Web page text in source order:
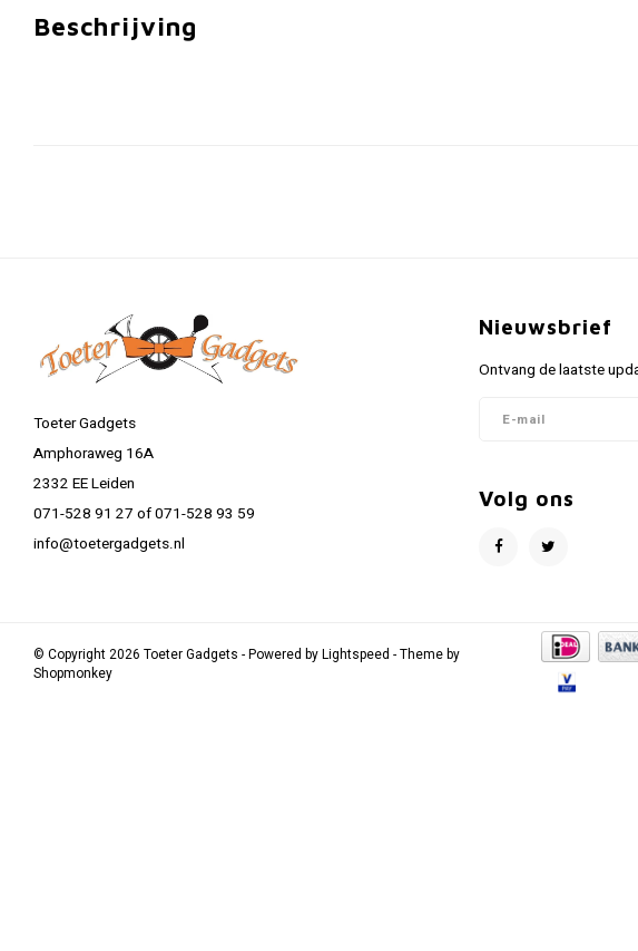
Beschrijving
Toeter Gadgets
Amphoraweg 16A
2332 EE Leiden
071-528 91 27 of 071-528 93 59
info@toetergadgets.nl
Nieuwsbrief
Ontvang de laatste
Volg ons
© Copyright 2026 Toeter Gadgets - Powered byLightspeed - Theme by
Shopmonkey